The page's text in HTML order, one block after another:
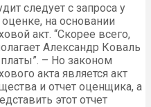
следует с запроса у
на основании
акт. “Скорее всего,
Александр Коваль
– Но законом
акта является акт
и отчет оценщика, а
этот отчет